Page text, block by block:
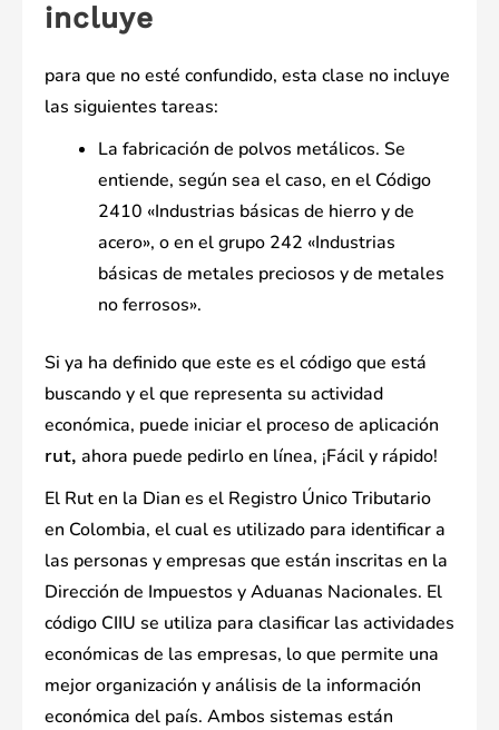
incluye
para que no esté confundido, esta clase no incluye
las siguientes tareas:
La fabricación de polvos metálicos. Se
entiende, según sea el caso, en el Código
2410 «Industrias básicas de hierro y de
acero», o en el grupo 242 «Industrias
básicas de metales preciosos y de metales
no ferrosos».
Si ya ha definido que este es el código que está
buscando y el que representa su actividad
económica, puede iniciar el proceso de aplicación
rut, ahora puede pedirlo en línea, ¡Fácil y rápido!
El Rut en la Dian es el Registro Único Tributario
en Colombia, el cual es utilizado para identificar a
las personas y empresas que están inscritas en la
Dirección de Impuestos y Aduanas Nacionales. El
código CIIU se utiliza para clasificar las actividades
económicas de las empresas, lo que permite una
mejor organización y análisis de la información
económica del país. Ambos sistemas están